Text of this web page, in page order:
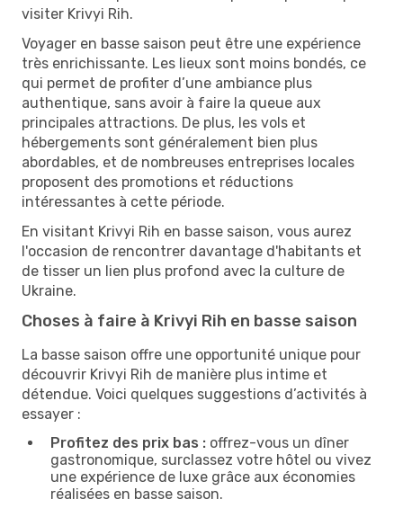
visiter Krivyi Rih.
Voyager en basse saison peut être une expérience
très enrichissante. Les lieux sont moins bondés, ce
qui permet de profiter d’une ambiance plus
authentique, sans avoir à faire la queue aux
principales attractions. De plus, les vols et
hébergements sont généralement bien plus
abordables, et de nombreuses entreprises locales
proposent des promotions et réductions
intéressantes à cette période.
En visitant Krivyi Rih en basse saison, vous aurez
l'occasion de rencontrer davantage d'habitants et
de tisser un lien plus profond avec la culture de
Ukraine.
Choses à faire à Krivyi Rih en basse saison
La basse saison offre une opportunité unique pour
découvrir Krivyi Rih de manière plus intime et
détendue. Voici quelques suggestions d’activités à
essayer :
Profitez des prix bas : offrez-vous un dîner
gastronomique, surclassez votre hôtel ou vivez
une expérience de luxe grâce aux économies
réalisées en basse saison.